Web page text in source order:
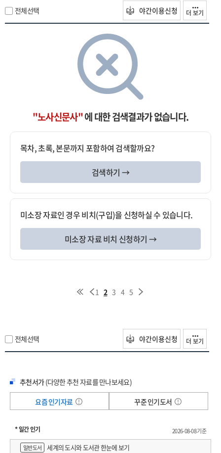
전체선택 야간이용신청 더 보기
"노사신문사"에 대한 검색결과가 없습니다.
목차, 초록, 본문까지 포함하여 검색할까요?
검색하기 →
미소장 자료인 경우 비치(구입)을 신청하실 수 있습니다.
미소장 자료 비치 신청하기 →
1 2 3 4 5
전체선택 야간이용신청 더 보기
추천서가(다양한 추천 자료를 만나보세요)
요즘 인기자료
꾸준 인기도서
* 일간 인기
2026-08-08 기준
일반도서
세계의 도시와 도서관 한눈에 보기